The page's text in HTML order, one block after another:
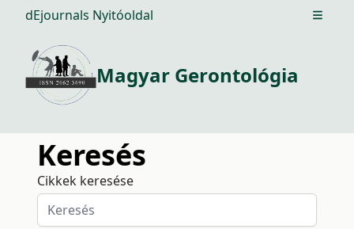
dEjournals Nyitóoldal Open
Magyar Gerontológia
Keresés
Cikkek keresése